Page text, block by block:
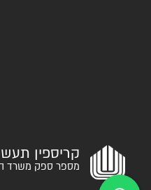
קריספין
מספר ספק משרד הביטחון: